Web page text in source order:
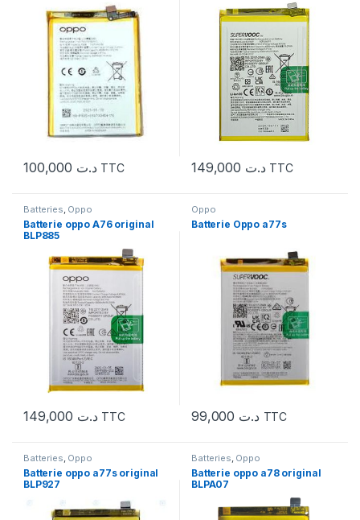
د.ت TTC د.ت TTC
Batteries, Oppo
Batterie oppo A76 original
BLP885
د.ت TTC
Oppo
Batterie Oppo a77s
د.ت TTC
Batteries, Oppo
Batterie oppo a77s original
BLP927
Batteries, Oppo
Batterie oppo a78 original
BLPA07